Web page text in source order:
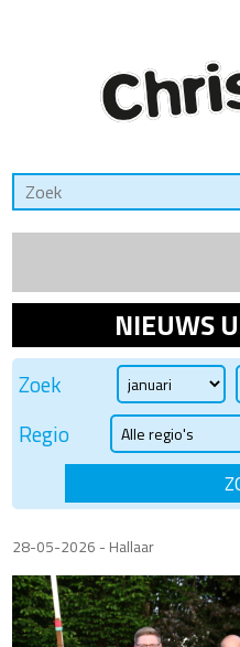
NIEUWS
Zoek
Regio
28-05-2026 - Hallaar